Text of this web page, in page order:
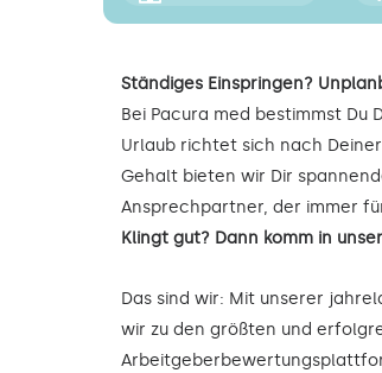
Ständiges Einspringen?
Bei Pacura med bestimmst Du
Urlaub richtet sich nach
Gehalt bieten wir Dir
Ansprechpartner, der immer
Klingt gut? Dann komm in
Das sind wir: Mit unserer
wir zu den größten und